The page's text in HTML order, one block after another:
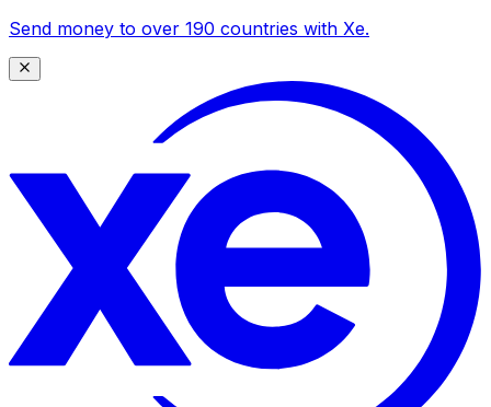
Send money to over 190 countries with Xe.